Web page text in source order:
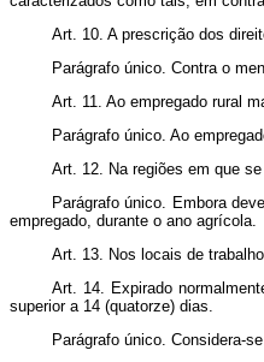
Art. 10. A prescrição dos
Parágrafo único. Contra o
Art. 11. Ao empregado rural
Parágrafo único. Ao
Art. 12. Na regiões em que
Parágrafo único. Embora
empregado, durante o ano agrícola.
Art. 13. Nos locais de
Art. 14. Expirado
superior a 14 (quatorze) dias.
Parágrafo único. Considera-